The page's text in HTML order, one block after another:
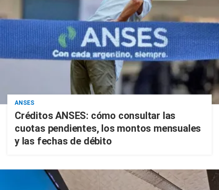
ANSES
Créditos ANSES: cómo consultar las
cuotas pendientes, los montos mensuales
y las fechas de débito